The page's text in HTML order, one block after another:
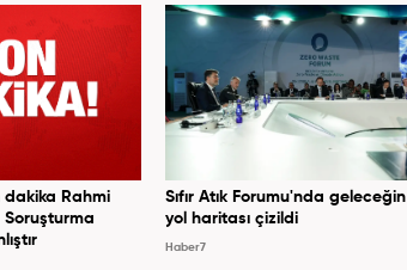
dakika Rahmi
Soruşturma
Sıfır Atık Forumu'nda geleceğin
yol haritası çizildi
Haber7